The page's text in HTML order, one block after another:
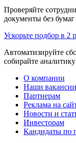
Проверяйте
документы без
Ускорьте подбор в 2
Автоматизируйте
собирайте
О компании
Наши вакансии
Партнерам
Реклама на
Новости и
Инвесторам
Кандидаты по